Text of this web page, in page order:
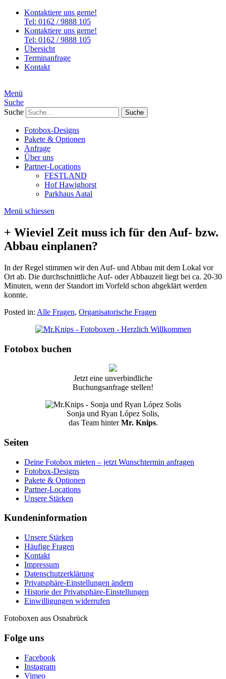
Kontaktiere uns gerne!
Tel: 0162 / 9888 105
Kontaktiere uns gerne!
Tel: 0162 / 9888 105
Übersicht
Terminanfrage
Kontakt
Menü
Suche
Suche
Fotobox-Designs
Pakete & Optionen
Anfrage
Über uns
Partner-Locations
FESTLAND
Hof Hawighorst
Parkhaus Aatal
Menü schiessen
+ Wieviel Zeit muss ich für den Auf- bzw.
Abbau einplanen?
In der Regel stimmen wir den Auf- und Abbau mit dem Lokal vor
Ort ab. Die durchschnittliche Auf- oder Abbauzeit liegt bei ca. 20-30
Minuten, wenn der Standort im Vorfeld schon abgeklärt werden
konnte.
Posted in: Alle Fragen, Organisatorische Fragen
Fotobox buchen
Jetzt eine unverbindliche
Buchungsanfrage stellen!
Sonja und Ryan López Solis,
das Team hinterMr. Knips.
Seiten
Deine Fotobox mieten – jetzt Wunschtermin anfragen
Fotobox-Designs
Pakete & Optionen
Partner-Locations
Unsere Stärken
Kundeninformation
Unsere Stärken
Häufige Fragen
Kontakt
Impressum
Datenschutzerklärung
Privatsphäre-Einstellungen ändern
Historie der Privatsphäre-Einstellungen
Einwilligungen widerrufen
Fotoboxen aus Osnabrück
Folge uns
Facebook
Instagram
Vimeo